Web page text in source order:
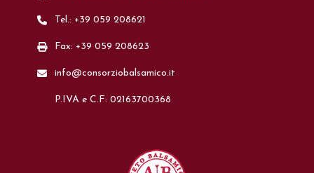
Tel.: +39 059 208621
Fax: +39 059 208623
info@consorziobalsamico.it
P.IVA e C.F: 02163700368